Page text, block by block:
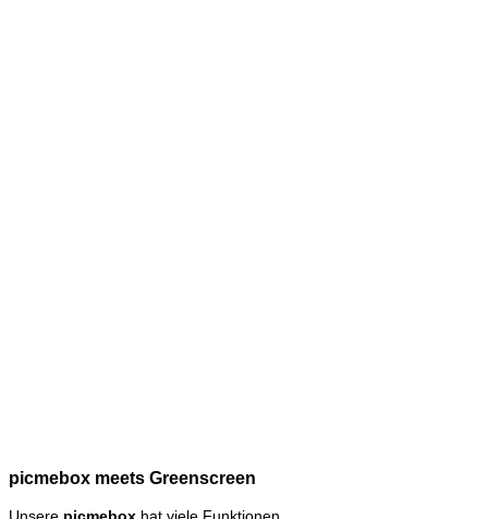
picmebox meets Greenscreen